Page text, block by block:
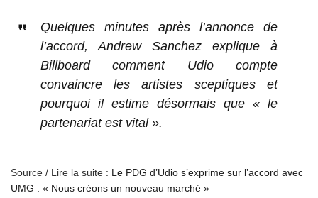
Quelques minutes après l’annonce de
l’accord, Andrew Sanchez explique à
Billboard comment Udio compte
convaincre les artistes sceptiques et
pourquoi il estime désormais que « le
partenariat est vital ».
Source / Lire la suite : Le PDG d’Udio s’exprime sur l’accord avec
UMG : « Nous créons un nouveau marché »